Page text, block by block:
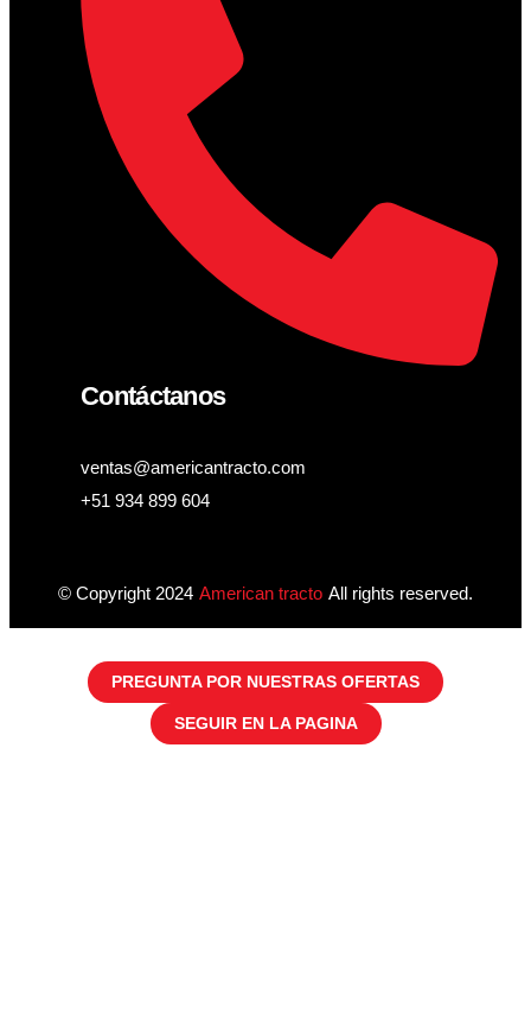
Contáctanos
ventas@americantracto.com
+51 934 899 604
© Copyright 2024 American tracto All rights reserved.
PREGUNTA POR NUESTRAS OFERTAS
SEGUIR EN LA PAGINA